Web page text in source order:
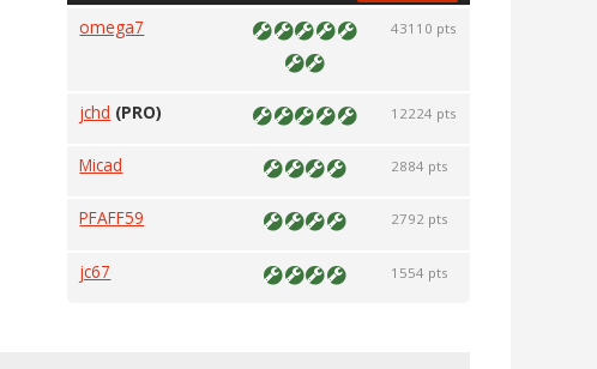
omega7 43110 pts
jchd (PRO) 12224 pts
Micad 2884 pts
PFAFF59 2792 pts
jc67 1554 pts